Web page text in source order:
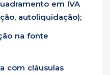
em IVA
autoliquidação);
na fonte
com cláusulas